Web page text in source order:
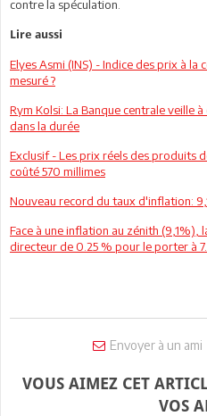
contre la spéculation.
Lire aussi
Elyes Asmi (INS) - Indice des prix à
mesuré ?
Rym Kolsi: La Banque centrale veille
dans la durée
Exclusif - Les prix réels des produits
coûté 570 millimes
Nouveau record du taux d'inflation:
Face à une inflation au zénith (9,1%),
directeur de 0.25 % pour le porter à
Envoyer à un ami
VOUS AIMEZ CET
VOS